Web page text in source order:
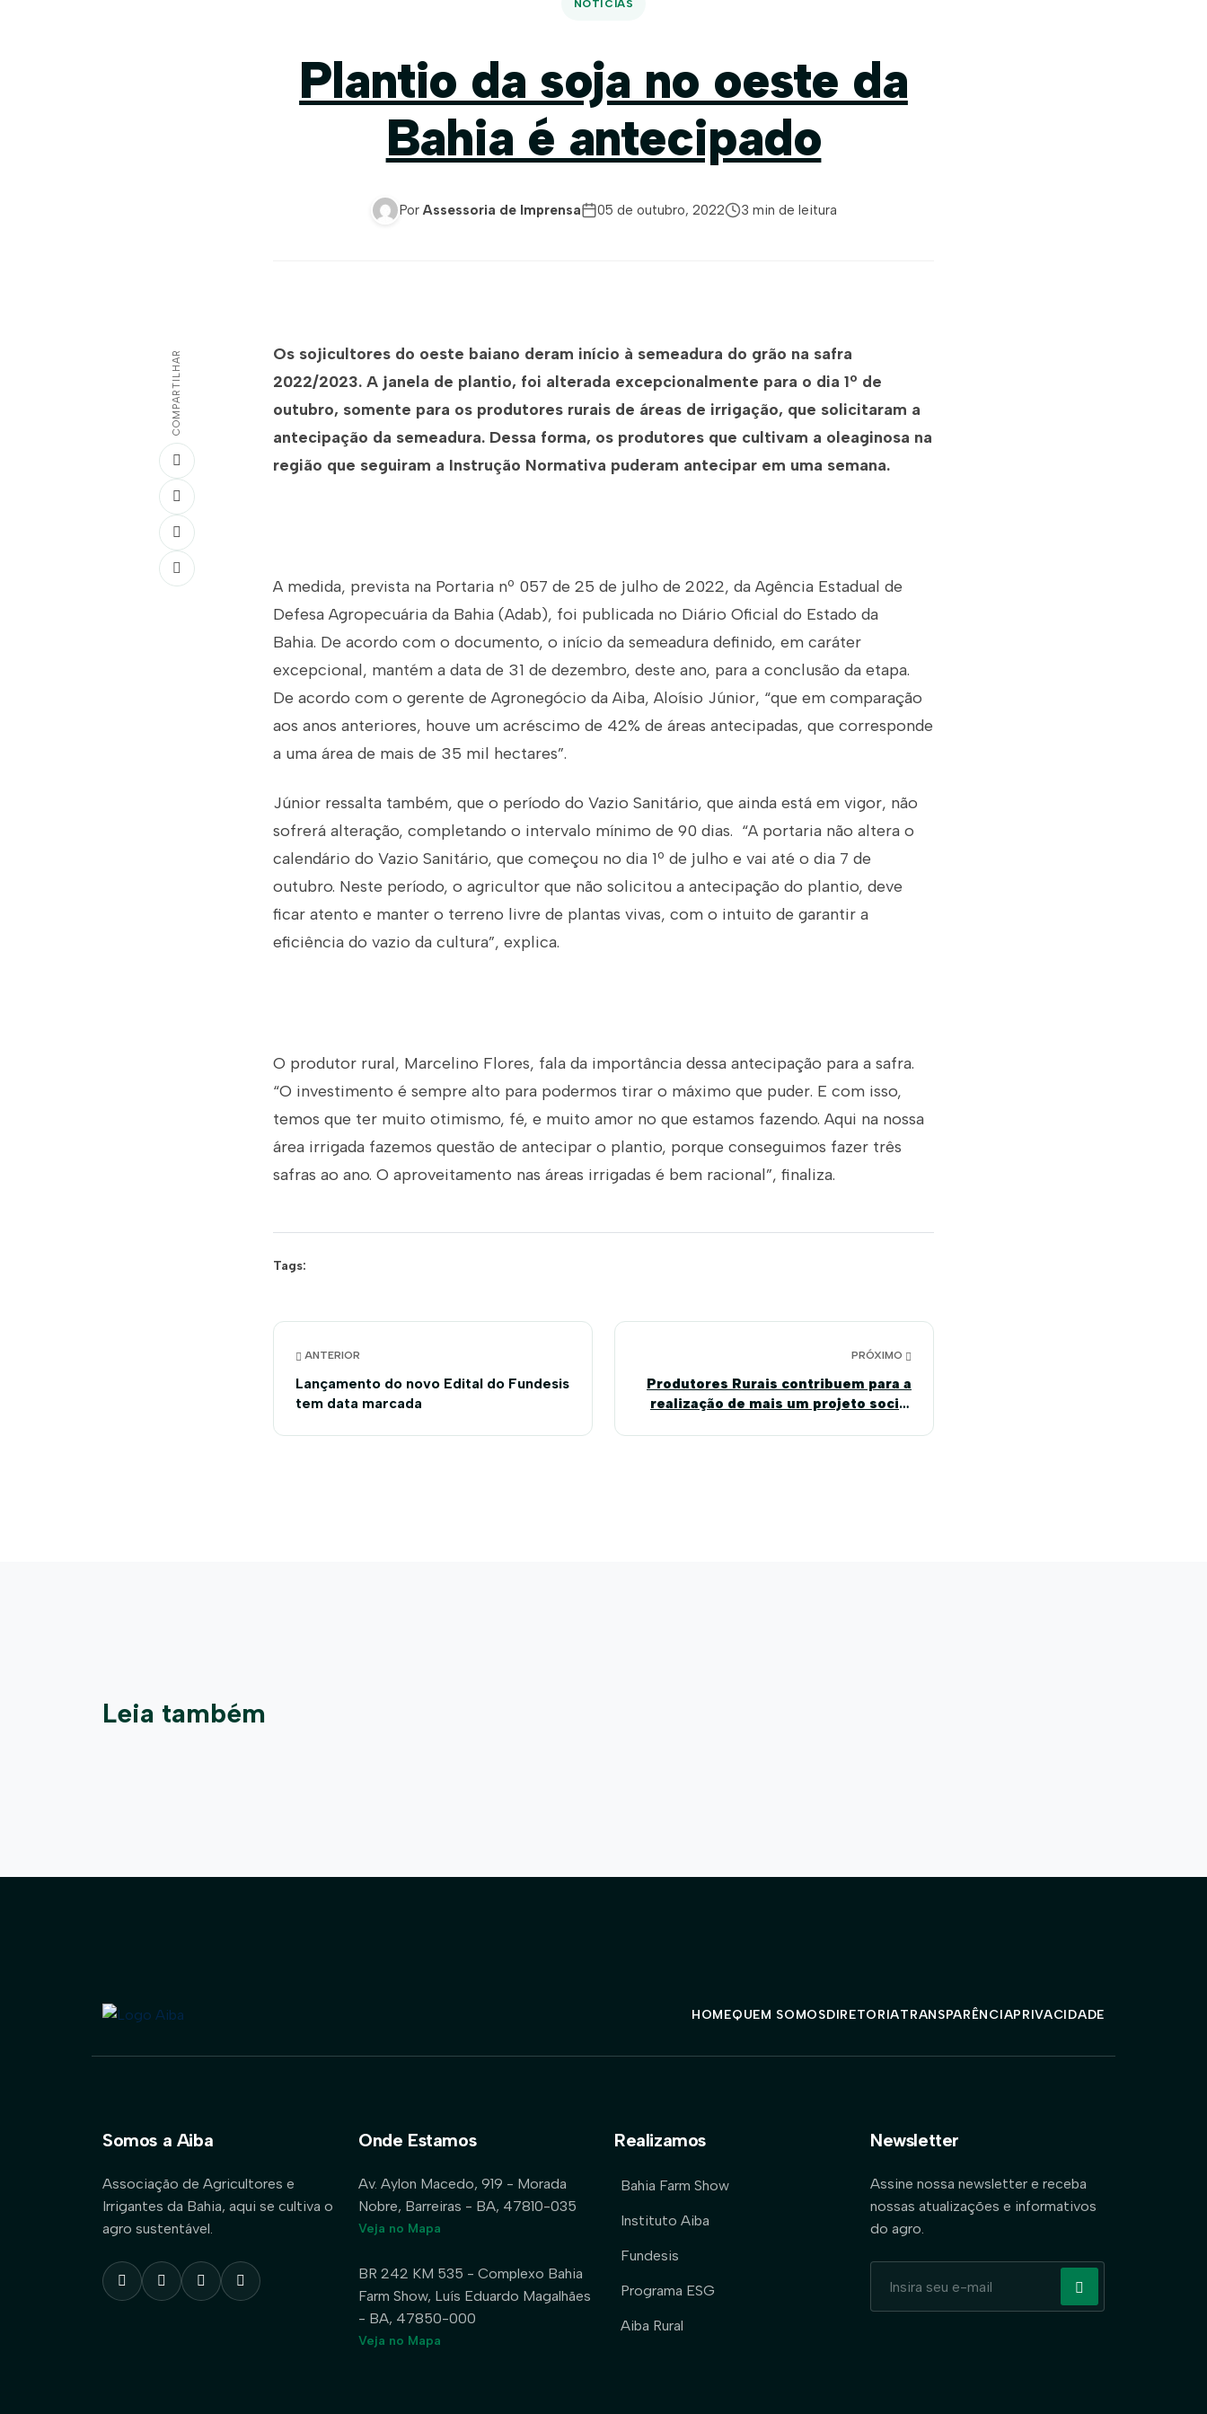
NOTÍCIAS
Plantio da soja no oeste da
Bahia é antecipado
Por Assessoria de Imprensa 05 de outubro, 2022 3 min de leitura
COMPARTILHAR
Os sojicultores do oeste baiano deram início à semeadura do grão na safra
2022/2023. A janela de plantio, foi alterada excepcionalmente para o dia 1º de
outubro, somente para os produtores rurais de áreas de irrigação, que solicitaram a
antecipação da semeadura. Dessa forma, os produtores que cultivam a oleaginosa na
região que seguiram a Instrução Normativa puderam antecipar em uma semana.
A medida, prevista na Portaria nº 057 de 25 de julho de 2022, da Agência Estadual de
Defesa Agropecuária da Bahia (Adab), foi publicada no Diário Oficial do Estado da
Bahia. De acordo com o documento, o início da semeadura definido, em caráter
excepcional, mantém a data de 31 de dezembro, deste ano, para a conclusão da etapa.
De acordo com o gerente de Agronegócio da Aiba, Aloísio Júnior, “que em comparação
aos anos anteriores, houve um acréscimo de 42% de áreas antecipadas, que corresponde
a uma área de mais de 35 mil hectares”.
Júnior ressalta também, que o período do Vazio Sanitário, que ainda está em vigor, não
sofrerá alteração, completando o intervalo mínimo de 90 dias. “A portaria não altera o
calendário do Vazio Sanitário, que começou no dia 1º de julho e vai até o dia 7 de
outubro. Neste período, o agricultor que não solicitou a antecipação do plantio, deve
ficar atento e manter o terreno livre de plantas vivas, com o intuito de garantir a
eficiência do vazio da cultura”, explica.
O produtor rural, Marcelino Flores, fala da importância dessa antecipação para a safra.
“O investimento é sempre alto para podermos tirar o máximo que puder. E com isso,
temos que ter muito otimismo, fé, e muito amor no que estamos fazendo. Aqui na nossa
área irrigada fazemos questão de antecipar o plantio, porque conseguimos fazer três
safras ao ano. O aproveitamento nas áreas irrigadas é bem racional”, finaliza.
Tags:
ANTERIOR
Lançamento do novo Edital do Fundesis
tem data marcada
PRÓXIMO
Produtores Rurais contribuem para a
realização de mais um projeto social
Leia também
HOMEQUEM SOMOSDIRETORIATRANSPARÊNCIAPRIVACIDADE
Somos a Aiba
Associação de Agricultores e
Irrigantes da Bahia, aqui se cultiva o
agro sustentável.
Onde Estamos
Av. Aylon Macedo, 919 - Morada
Nobre, Barreiras - BA, 47810-035
Veja no Mapa
BR 242 KM 535 - Complexo Bahia
Farm Show, Luís Eduardo Magalhães
- BA, 47850-000
Veja no Mapa
Realizamos
Bahia Farm Show
Instituto Aiba
Fundesis
Programa ESG
Aiba Rural
Newsletter
Assine nossa newsletter e receba
nossas atualizações e informativos
do agro.